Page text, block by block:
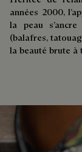
années 2000,
la peau
(balafres,
la beauté brute à